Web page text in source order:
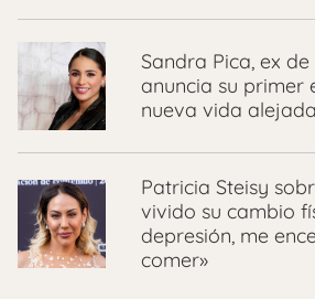
Sandra Pica, ex de
anuncia su primer
nueva vida
Patricia Steisy
vivido su cambio
depresión, me
comer»